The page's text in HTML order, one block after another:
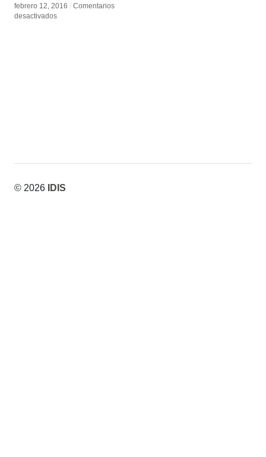
febrero 12, 2016 / Comentarios
desactivadosen
febrero 12, 2016 / Comentarios
desactivadosen
© 2026 IDIS